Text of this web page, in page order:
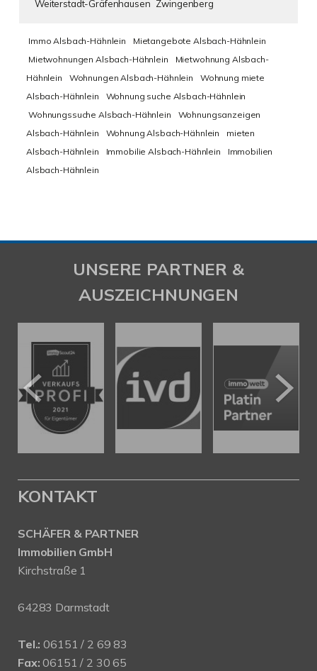
Weiterstadt-Gräfenhausen Zwingenberg
Immo Alsbach-Hähnlein
Mietangebote Alsbach-Hähnlein
Mietwohnungen Alsbach-Hähnlein
Mietwohnung Alsbach-
Hähnlein
Wohnungen Alsbach-Hähnlein
Wohnung miete
Alsbach-Hähnlein
Wohnung suche Alsbach-Hähnlein
Wohnungssuche Alsbach-Hähnlein
Wohnungsanzeigen
Alsbach-Hähnlein
Wohnung Alsbach-Hähnlein
mieten
Alsbach-Hähnlein
Immobilie Alsbach-Hähnlein
Immobilien
Alsbach-Hähnlein
UNSERE PARTNER &
AUSZEICHNUNGEN
KONTAKT
SCHÄFER & PARTNER
Immobilien GmbH
Kirchstraße 1
64283 Darmstadt
Tel.: 06151 / 2 69 83
Fax: 06151 / 2 30 65